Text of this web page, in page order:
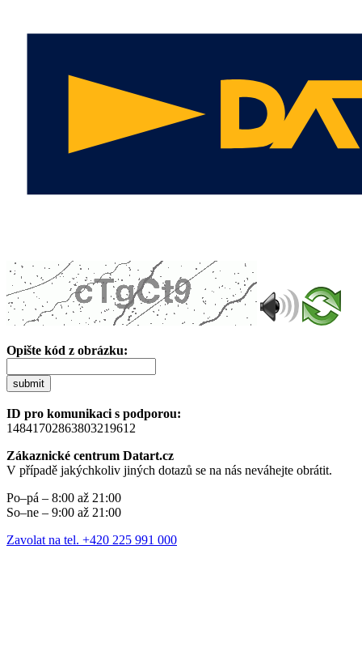
Opište kód z obrázku:
submit
ID pro komunikaci s podporou:
14841702863803219612
Zákaznické centrum Datart.cz
V případě jakýchkoliv jiných dotazů se na nás neváhejte obrátit.
Po–pá – 8:00 až 21:00
So–ne – 9:00 až 21:00
Zavolat na tel. +420 225 991 000